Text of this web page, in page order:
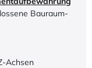
Bauraum-
Achsen